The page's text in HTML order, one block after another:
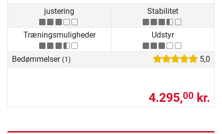
justering Stabilitet
Træningsmuligheder Udstyr
Bedømmelser (1) 5,0
4.295,00 kr.